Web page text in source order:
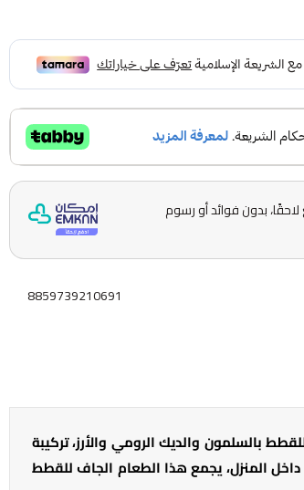
لاحقًا، بدون فوائد أو رسوم
8859739210691
بالسلمون والديك الرومي والأرز، تركيبة
المنزل، يجمع هذا الطعام الجاف للقطط